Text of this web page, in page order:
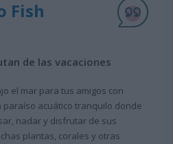
Fish
de las vacaciones
el mar para tus amigos con
paraíso acuático tranquilo donde
nadar y disfrutar de sus
plantas, corales y otras